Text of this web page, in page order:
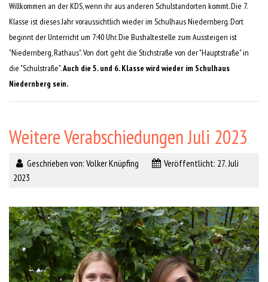
Willkommen an der KDS, wenn ihr aus anderen Schulstandorten kommt. Die 7.
Klasse ist dieses Jahr voraussichtlich wieder im Schulhaus Niedernberg. Dort
beginnt der Unterricht um 7:40 Uhr. Die Bushaltestelle zum Aussteigen ist
"Niedernberg, Rathaus". Von dort geht die Stichstraße von der "Hauptstraße" in
die "Schulstraße".Auch die 5. und 6. Klasse wird wieder im Schulhaus
Niedernberg sein.
Weitere Verabschiedungen Juli 2023
Geschrieben von: Volker Knüpfing
Veröffentlicht: 27. Juli
2023